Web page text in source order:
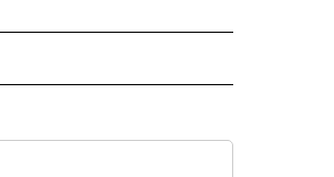
ABOUT NEW PAGES ON "CNN - SPANISH".